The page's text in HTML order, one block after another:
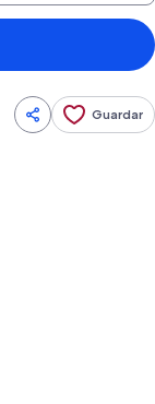
Guardar